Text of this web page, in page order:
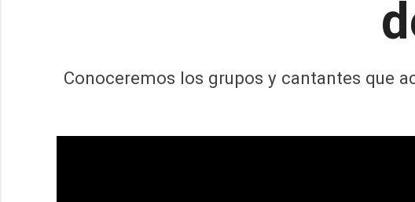
Conoceremos los grupos y cantantes que